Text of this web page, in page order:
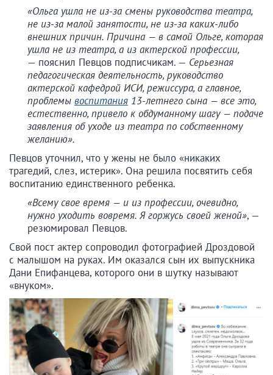
«Ольга ушла не из-за смены руководства театра,
не из-за малой занятости, не из-за каких-либо
внешних причин. Причина — в самой Ольге, которая
ушла не из театра, а из актерской профессии,
— пояснил Певцов подписчикам. — Серьезная
педагогическая деятельность, руководство
актерской кафедрой ИСИ, режиссура, а главное,
проблемы воспитания 13-летнего сына — все это,
естественно, привело к обдуманному шагу — подаче
заявления об уходе из театра по собственному
желанию».
Певцов уточнил, что у жены не было «никаких
трагедий, слез, истерик». Она решила посвятить себя
воспитанию единственного ребенка.
«Всему свое время — и из профессии, очевидно,
нужно уходить вовремя. Я горжусь своей женой», —
резюмировал Певцов.
Свой пост актер сопроводил фотографией Дроздовой
с малышом на руках. Им оказался сын их выпускника
Дани Епифанцева, которого они в шутку называют
«внуком».